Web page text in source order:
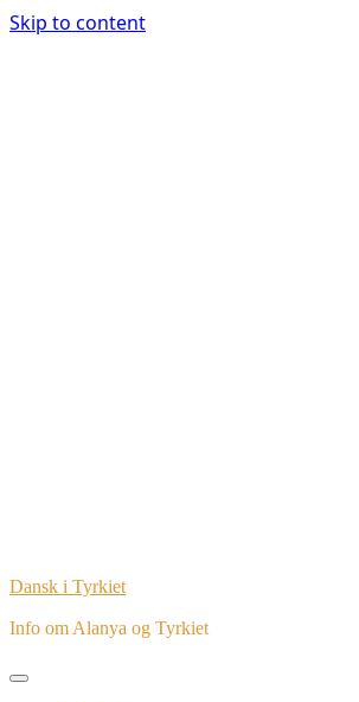
Skip to content
Dansk i Tyrkiet
Info om Alanya og Tyrkiet